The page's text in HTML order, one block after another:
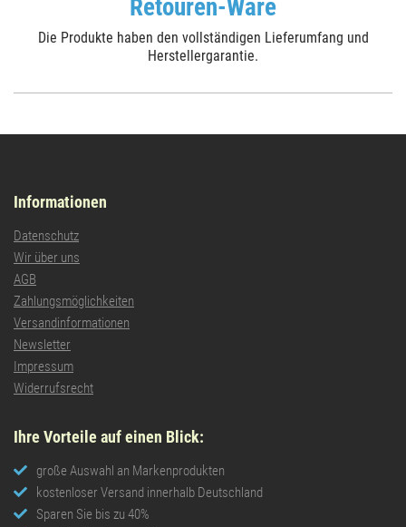
Retouren-Ware
Die Produkte haben den vollständigen Lieferumfang und
Herstellergarantie.
Informationen
Datenschutz
Wir über uns
AGB
Zahlungsmöglichkeiten
Versandinformationen
Newsletter
Impressum
Widerrufsrecht
Ihre Vorteile auf einen Blick:
große Auswahl an Markenprodukten
kostenloser Versand innerhalb Deutschland
Sparen Sie bis zu 40%